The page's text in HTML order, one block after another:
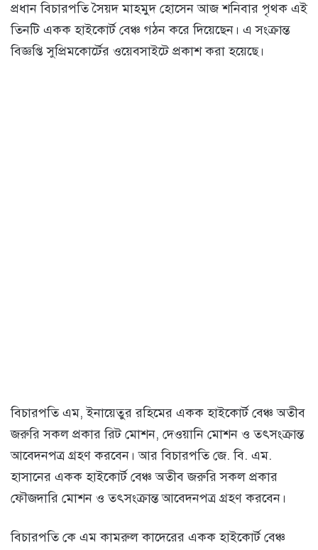
প্রধান বিচারপতি সৈয়দ মাহমুদ হোসেন আজ শনিবার পৃথক এই
তিনটি একক হাইকোর্ট বেঞ্চ গঠন করে দিয়েছেন। এ সংক্রান্ত
বিজ্ঞপ্তি সুপ্রিমকোর্টের ওয়েবসাইটে প্রকাশ করা হয়েছে।
বিচারপতি এম, ইনায়েতুর রহিমের একক হাইকোর্ট বেঞ্চ অতীব
জরুরি সকল প্রকার রিট মোশন, দেওয়ানি মোশন ও তৎসংক্রান্ত
আবেদনপত্র গ্রহণ করবেন। আর বিচারপতি জে. বি. এম.
হাসানের একক হাইকোর্ট বেঞ্চ অতীব জরুরি সকল প্রকার
ফৌজদারি মোশন ও তৎসংক্রান্ত আবেদনপত্র গ্রহণ করবেন।
বিচারপতি কে এম কামরুল কাদেরের একক হাইকোর্ট বেঞ্চ